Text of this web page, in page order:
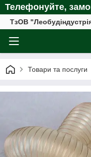
Телефонуйте,
ТзОВ
Товари та послуги